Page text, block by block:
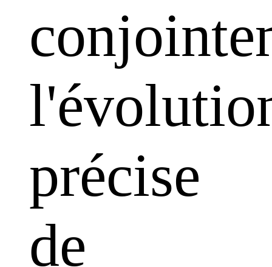
précise
de